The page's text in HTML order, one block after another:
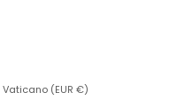
(EUR €)